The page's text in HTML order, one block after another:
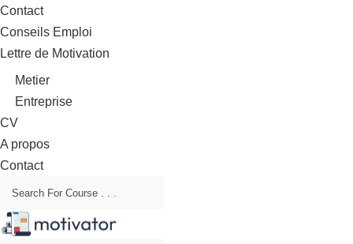
Contact
Conseils Emploi
Lettre de Motivation
Metier
Entreprise
CV
A propos
Contact